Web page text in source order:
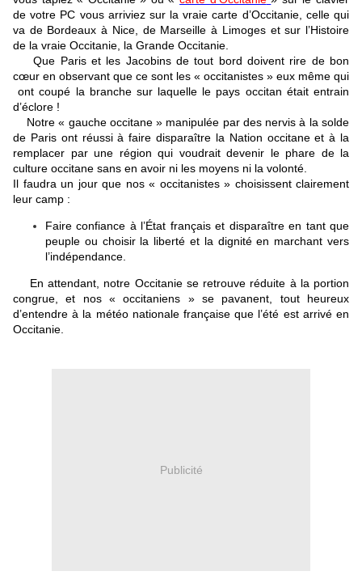
de votre PC vous arriviez sur la vraie carte d’Occitanie, celle qui
va de Bordeaux à Nice, de Marseille à Limoges et sur l’Histoire
de la vraie Occitanie, la Grande Occitanie.
Que Paris et les Jacobins de tout bord doivent rire de bon
cœur en observant que ce sont les « occitanistes » eux même qui
ont coupé la branche sur laquelle le pays occitan était entrain
d’éclore !
Notre « gauche occitane » manipulée par des nervis à la solde
de Paris ont réussi à faire disparaître la Nation occitane et à la
remplacer par une région qui voudrait devenir le phare de la
culture occitane sans en avoir ni les moyens ni la volonté.
Il faudra un jour que nos « occitanistes » choisissent clairement
leur camp :
Faire confiance à l’État français et disparaître en tant que
peuple ou choisir la liberté et la dignité en marchant vers
l’indépendance.
En attendant, notre Occitanie se retrouve réduite à la portion
congrue, et nos « occitaniens » se pavanent, tout heureux
d’entendre à la météo nationale française que l’été est arrivé en
Occitanie.
Publicité